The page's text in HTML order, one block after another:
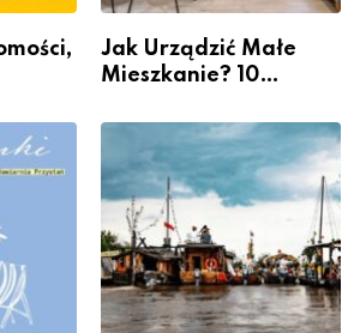
Jak Urządzić Małe
Mieszkanie? 10
Przestrzeni Bez
Kosztownego Remontu